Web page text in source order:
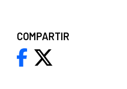
COMPARTIR